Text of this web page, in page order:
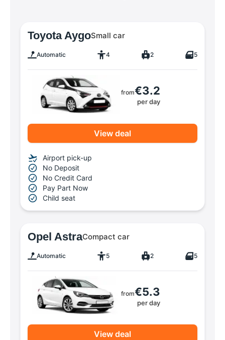
Toyota AygoSmall car
Automatic 4 2 5
from€3.2
per day
View deal
Airport pick-up
No Deposit
No Credit Card
Pay Part Now
Child seat
Opel AstraCompact car
Automatic 5 2 5
from€5.3
per day
View deal